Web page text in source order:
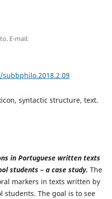
E-mail:
syntactic structure, text.
in Portuguese written texts
students – a case study. The
markers in texts written by
students. The goal is to see